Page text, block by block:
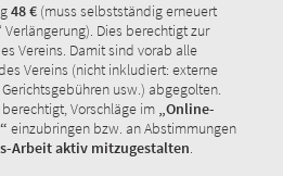
48 € (muss selbstständig erneuert
Dies berechtigt zur
Vereins. Damit sind vorab alle
Vereins (nicht inkludiert: externe
usw.) abgegolten.
Vorschläge im „Online-
einzubringen bzw. an Abstimmungen
Arbeit aktiv mitzugestalten.